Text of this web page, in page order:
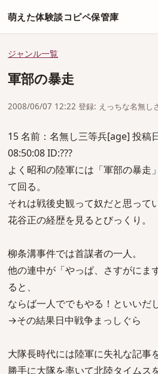
萌えた体験談コピペ保管庫
ジャンル一覧
軍部の暴走
2008/06/07 12:22 登録: えっちな名無し
15 名前：名無し三等兵[age] 投稿
08:50:08 ID:???
よく昭和の陸軍には「軍部の暴走
て回る。
それは戦後史観って奴だと思って
花谷正の経歴を見るとびっくり。
柳条溝事件では首謀者の一人。
他の連中が「やっぱ、さすがにま
ると、
ならば一人ででもやる！といいだ
→その結果日中戦争まっしぐら
大隊長時代には陸軍に失礼な記事
勝手に大隊を率いて北陸タイムス